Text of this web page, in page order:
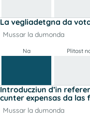
La vegliadetgna da
Mussar la dumonda
Na Plitost
Introducziun d’in
cunter expensas da las
Mussar la dumonda